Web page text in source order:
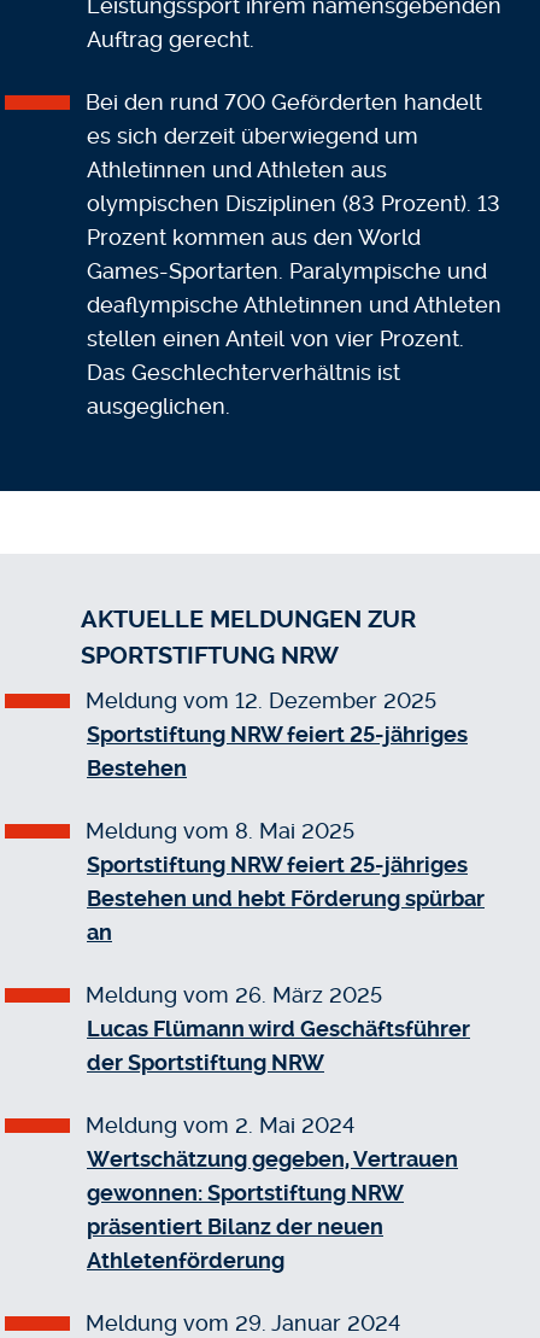
Leistungssport ihrem namensgebenden
Auftrag gerecht.
Bei den rund 700 Geförderten handelt
es sich derzeit überwiegend um
Athletinnen und Athleten aus
olympischen Disziplinen (83 Prozent). 13
Prozent kommen aus den World
Games-Sportarten. Paralympische und
deaflympische Athletinnen und Athleten
stellen einen Anteil von vier Prozent.
Das Geschlechterverhältnis ist
ausgeglichen.
AKTUELLE MELDUNGEN ZUR
SPORTSTIFTUNG NRW
Meldung vom 12. Dezember 2025
Sportstiftung NRW feiert 25-jähriges
Bestehen
Meldung vom 8. Mai 2025
Sportstiftung NRW feiert 25-jähriges
Bestehen und hebt Förderung spürbar
an
Meldung vom 26. März 2025
Lucas Flümann wird Geschäftsführer
der Sportstiftung NRW
Meldung vom 2. Mai 2024
Wertschätzung gegeben, Vertrauen
gewonnen: Sportstiftung NRW
präsentiert Bilanz der neuen
Athletenförderung
Meldung vom 29. Januar 2024